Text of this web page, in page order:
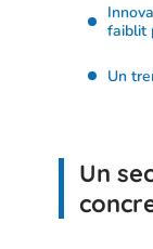
faiblit
Un
Un